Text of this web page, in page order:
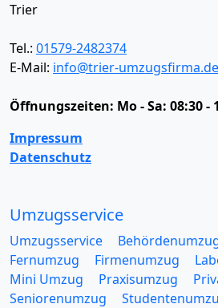
Trier
Tel.: 01579-2482374
E-Mail: info@trier-umzugsfirma.de
Öffnungszeiten: Mo - Sa: 08:30 -
Impressum
Datenschutz
Umzugsservice
Umzugsservice
Fernumzug
Firmenumzug
Mini Umzug
Praxisumzug
Seniorenumzug